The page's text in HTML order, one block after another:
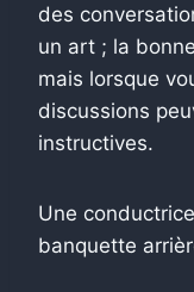
des
un art ; la
mais lorsque
discussions
instructives.
Une
banquette